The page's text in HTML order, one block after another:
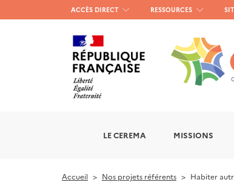
Menu
haut
gauche
ACCÈS DIRECT RESSOURCES
LE CEREMA MISSIONS
Accueil Nos projets référents Habiter